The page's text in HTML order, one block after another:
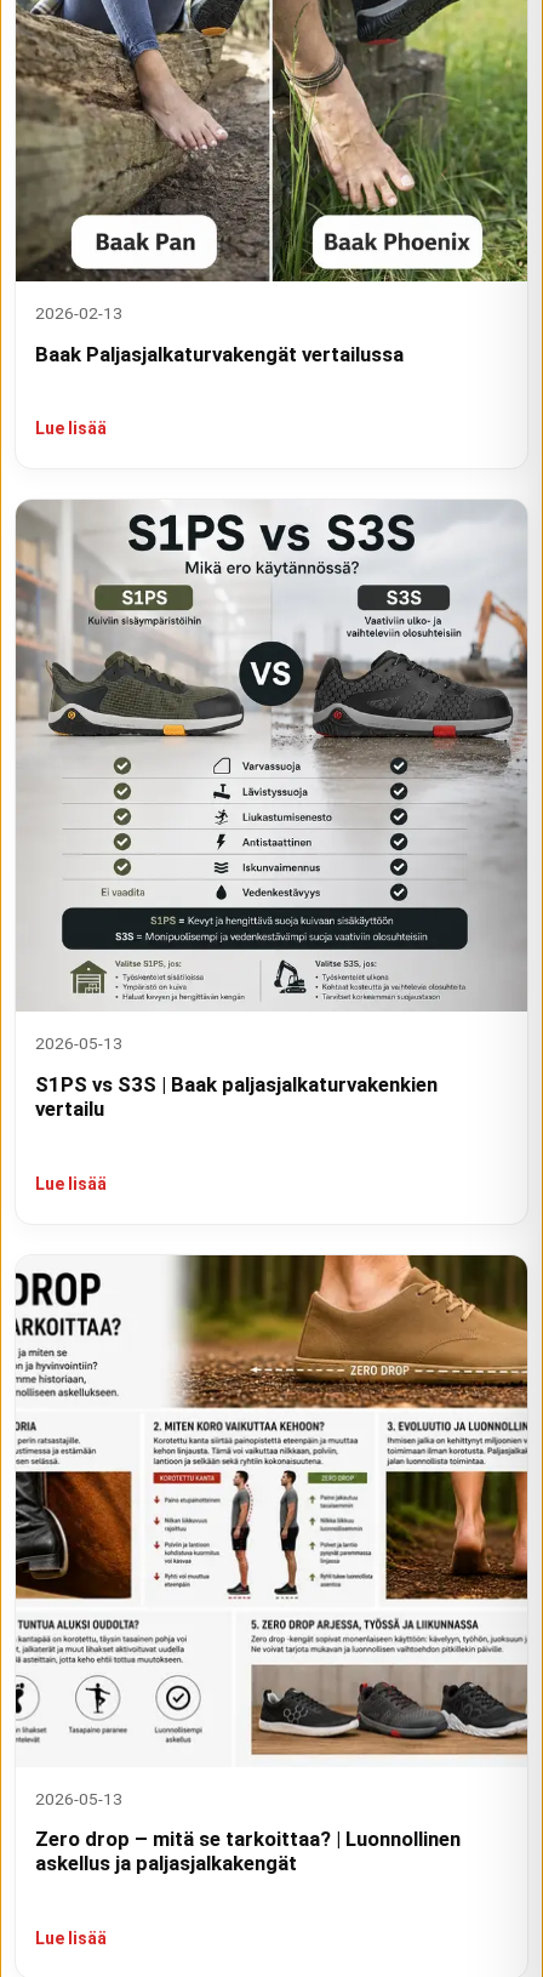
2026-02-13
Baak Paljasjalkaturvakengät vertailussa
Lue lisää
2026-05-13
S1PS vs S3S | Baak paljasjalkaturvakenkien
vertailu
Lue lisää
2026-05-13
Zero drop – mitä se tarkoittaa? | Luonnollinen
askellus ja paljasjalkakengät
Lue lisää